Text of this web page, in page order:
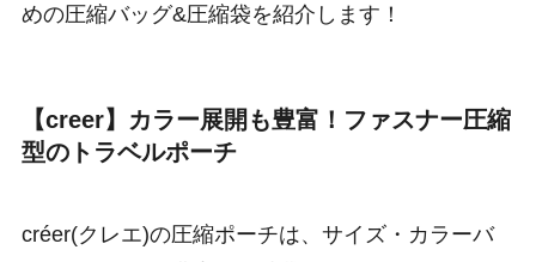
めの圧縮バッグ&圧縮袋を紹介します！
【creer】カラー展開も豊富！ファスナー圧縮
型のトラベルポーチ
créer(クレエ)の圧縮ポーチは、サイズ・カラーバ